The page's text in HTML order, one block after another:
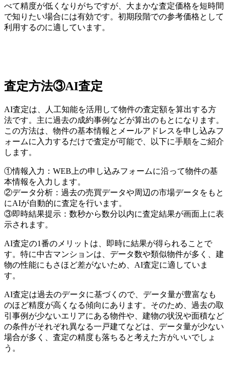
べて精度が低くなりがちですが、大まかな査定価格を短時間
で知りたい場合には有効です。初期段階での参考価格として
利用するのに適しています。
査定方法③AI査定
AI査定は、人工知能を活用して物件の査定額を算出する方
法です。主に過去の成約事例などが算出のもとになります。
この方法は、物件の基本情報とメールアドレスを申し込みフ
ォームに入力するだけで査定が可能で、以下に手順をご紹介
します。
①情報入力：WEB上の申し込みフォームに沿って物件の基
本情報を入力します。
②データ分析：過去の売買データや周辺の市場データをもと
にAIが自動的に査定を行います。
③即時結果提示：数秒から数分以内に査定結果が画面上に表
示されます。
AI査定の1番のメリットは、即時に結果が得られることで
す。特に中古マンションは、データ数や類似物件が多く、建
物の性能にもさほど差がないため、AI査定に適していま
す。
AI査定は過去のデータに基づくので、データ量が豊富なも
のほど精度が高くなる傾向にあります。そのため、過去の取
引事例が少ないエリアにある物件や、建物の状況や面積など
の条件がそれぞれ異なる一戸建てなどは、データ量が少ない
場合が多く、査定の精度も落ちると考えた方がいいでしょ
う。